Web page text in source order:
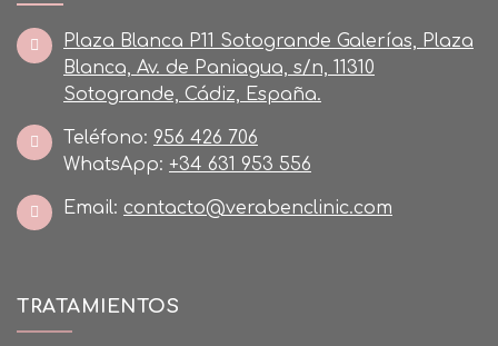
Plaza Blanca P11 Sotogrande Galerías, Plaza
Blanca, Av. de Paniagua, s/n, 11310
Sotogrande, Cádiz, España.
Teléfono: 956 426 706
WhatsApp: +34 631 953 556
Email: contacto@verabenclinic.com
TRATAMIENTOS